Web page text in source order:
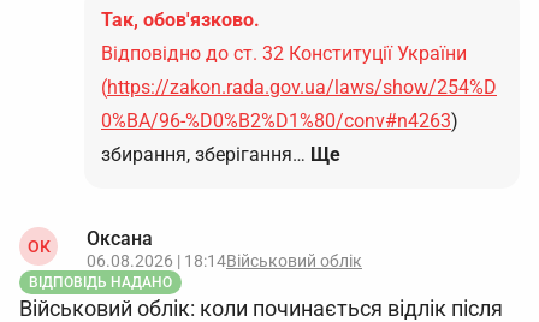
Так, обов'язково.
Відповідно до ст. 32 Конституції України
(https://zakon.rada.gov.ua/laws/show/254%D
0%BA/96-%D0%B2%D1%80/conv#n4263)
збирання, зберігання… Ще
ОК Оксана
06.08.2026 | 18:14Військовий облік
ВІДПОВІДЬ НАДАНО
Військовий облік: коли починається відлік після